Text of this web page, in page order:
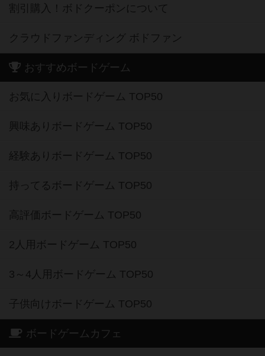
割引購入！ボドクーポンについて
クラウドファンディング ボドファン
おすすめボードゲーム
お気に入りボードゲーム TOP50
興味ありボードゲーム TOP50
経験ありボードゲーム TOP50
持ってるボードゲーム TOP50
高評価ボードゲーム TOP50
2人用ボードゲーム TOP50
3～4人用ボードゲーム TOP50
子供向けボードゲーム TOP50
ボードゲームカフェ